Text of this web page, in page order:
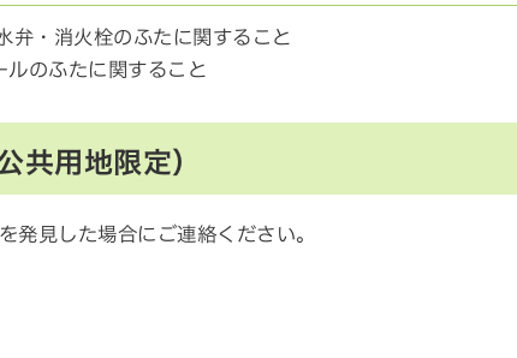
・消火栓のふたに関すること
のふたに関すること
共用地限定）
発見した場合にご連絡ください。